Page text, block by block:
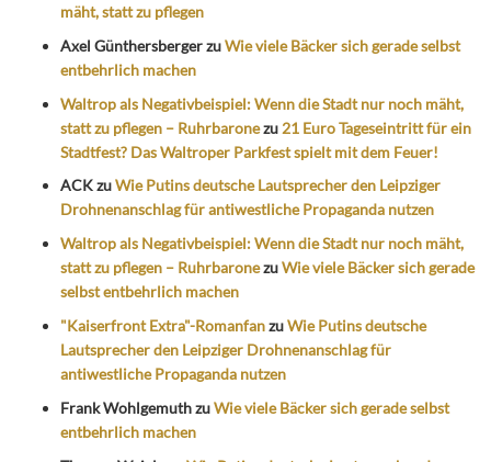
mäht, statt zu pflegen
Axel GünthersbergerzuWie viele Bäcker sich gerade selbst
entbehrlich machen
Waltrop als Negativbeispiel: Wenn die Stadt nur noch mäht,
statt zu pflegen – Ruhrbaronezu 21 Euro Tageseintritt für ein
Stadtfest? Das Waltroper Parkfest spielt mit dem Feuer!
ACKzuWie Putins deutsche Lautsprecher den Leipziger
Drohnenanschlag für antiwestliche Propaganda nutzen
Waltrop als Negativbeispiel: Wenn die Stadt nur noch mäht,
statt zu pflegen – RuhrbaronezuWie viele Bäcker sich gerade
selbst entbehrlich machen
"Kaiserfront Extra"-RomanfanzuWie Putins deutsche
Lautsprecher den Leipziger Drohnenanschlag für
antiwestliche Propaganda nutzen
Frank WohlgemuthzuWie viele Bäcker sich gerade selbst
entbehrlich machen